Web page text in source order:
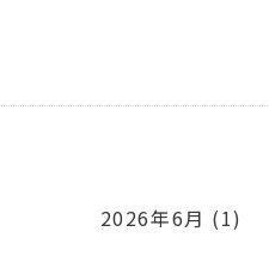
2026年6月 (1)